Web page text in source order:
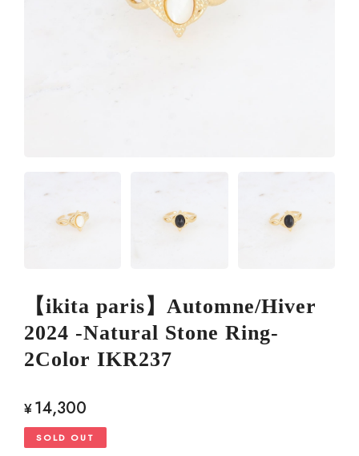
【ikita paris】Automne/Hiver
2024 -Natural Stone Ring-
2Color IKR237
¥14,300
SOLD OUT